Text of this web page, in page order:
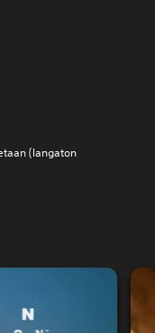
(langaton